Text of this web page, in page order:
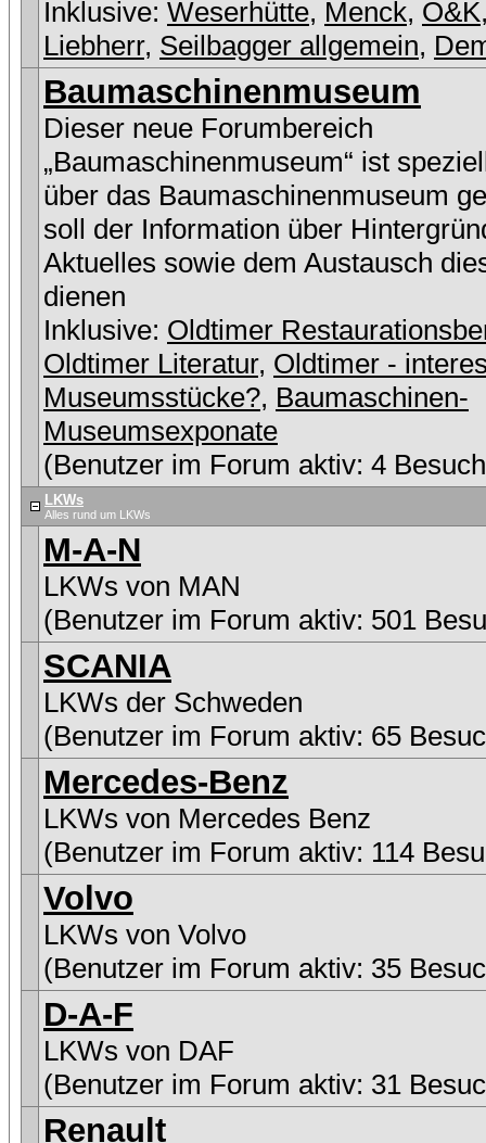
Inklusive: Weserhütte, Menck, O&K
Liebherr, Seilbagger allgemein,
Baumaschinenmuseum
Dieser neue Forumbereich
„Baumaschinenmuseum“ ist
über das Baumaschinenmuseum
soll der Information über
Aktuelles sowie dem Austausch
dienen
Inklusive: Oldtimer
Oldtimer Literatur, Oldtimer -
Museumsstücke?, Baumaschinen-
Museumsexponate
(Benutzer im Forum aktiv: 4
LKWs
Alles rund um LKWs
M-A-N
LKWs von MAN
(Benutzer im Forum aktiv: 501
SCANIA
LKWs der Schweden
(Benutzer im Forum aktiv: 65
Mercedes-Benz
LKWs von Mercedes Benz
(Benutzer im Forum aktiv: 114
Volvo
LKWs von Volvo
(Benutzer im Forum aktiv: 35
D-A-F
LKWs von DAF
(Benutzer im Forum aktiv: 31
Renault